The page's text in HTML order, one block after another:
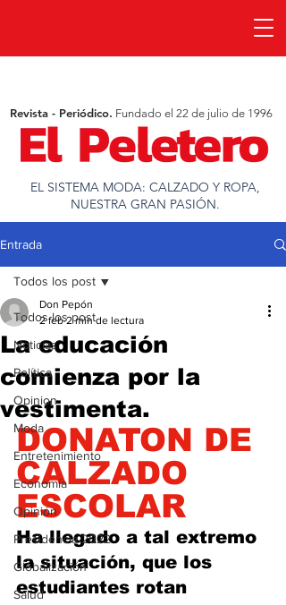
EL SISTEMA MODA: CALZADO Y ROPA,
NUESTRA GRAN PASIÓN.
Revista - Periódico. Fundado el 22 de julio de 1996
Entrada
Todos los post
Noticias
Política
Opinion
Moda
Entretenimiento
Economía
Opinión
Presidencia 2022
Globalización
Salud
Todos los post
La educación
comienza por la
vestimenta.
Don Pepón
2 feb 2 min de lectura
DONATON DE
CALZADO
ESCOLAR
Ha llegado a tal extremo
la situación, que los
estudiantes rotan